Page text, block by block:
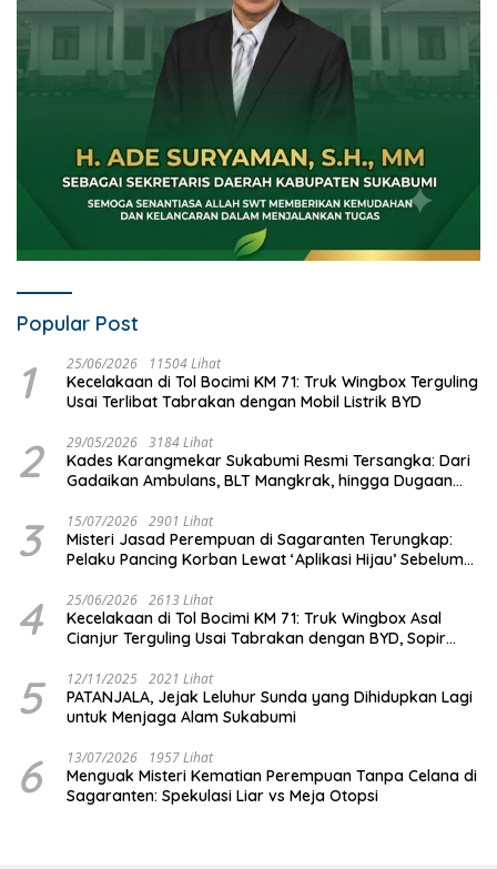
Popular Post
1 25/06/2026 11504 Lihat
Kecelakaan di Tol Bocimi KM 71: Truk Wingbox Terguling
Usai Terlibat Tabrakan dengan Mobil Listrik BYD
2 29/05/2026 3184 Lihat
Kades Karangmekar Sukabumi Resmi Tersangka: Dari
Gadaikan Ambulans, BLT Mangkrak, hingga Dugaan
3 15/07/2026 2901 Lihat
Misteri Jasad Perempuan di Sagaranten Terungkap:
Pelaku Pancing Korban Lewat ‘Aplikasi Hijau’ Sebelum
4 25/06/2026 2613 Lihat
Kecelakaan di Tol Bocimi KM 71: Truk Wingbox Asal
Cianjur Terguling Usai Tabrakan dengan BYD, Sopir
5 12/11/2025 2021 Lihat
PATANJALA, Jejak Leluhur Sunda yang Dihidupkan Lagi
untuk Menjaga Alam Sukabumi
6 13/07/2026 1957 Lihat
Menguak Misteri Kematian Perempuan Tanpa Celana di
Sagaranten: Spekulasi Liar vs Meja Otopsi